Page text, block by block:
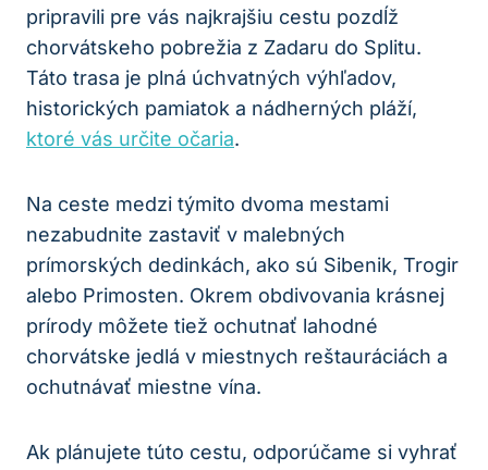
pripravili pre vás najkrajšiu cestu pozdĺž
chorvátskeho pobrežia z Zadaru do Splitu.
Táto trasa je plná úchvatných výhľadov,
historických pamiatok a nádherných pláží,
ktoré vás určite očaria.
Na ceste medzi týmito dvoma mestami
nezabudnite zastaviť v malebných
prímorských dedinkách, ako sú Sibenik, Trogir
alebo Primosten. Okrem obdivovania krásnej
prírody môžete tiež ochutnať lahodné
chorvátske jedlá v miestnych reštauráciách a
ochutnávať miestne vína.
Ak plánujete túto cestu, odporúčame si vyhrať